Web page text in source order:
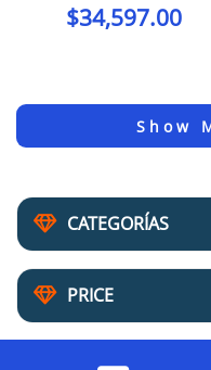
CATEGORÍAS
PRICE
$34,597.00